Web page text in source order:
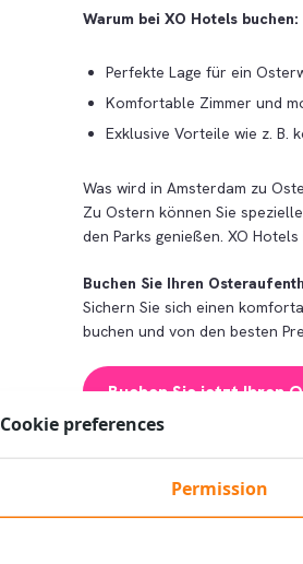
Warum bei XO Hotels buchen:
Perfekte Lage für ein
Komfortable Zimmer und
Exklusive Vorteile wie z. B.
Was wird in Amsterdam zu
Zu Ostern können Sie
den Parks genießen. XO
Buchen Sie Ihren
Sichern Sie sich einen
buchen und von den besten
Buchen Sie jetzt Ihren
Cookie preferences
Permission